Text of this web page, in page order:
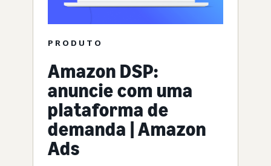
PRODUTO
Amazon DSP:
anuncie com uma
plataforma de
demanda | Amazon
Ads